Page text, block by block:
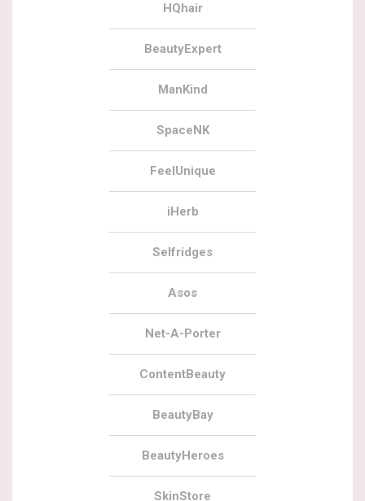
HQhair
BeautyExpert
ManKind
SpaceNK
FeelUnique
iHerb
Selfridges
Asos
Net-A-Porter
ContentBeauty
BeautyBay
BeautyHeroes
SkinStore